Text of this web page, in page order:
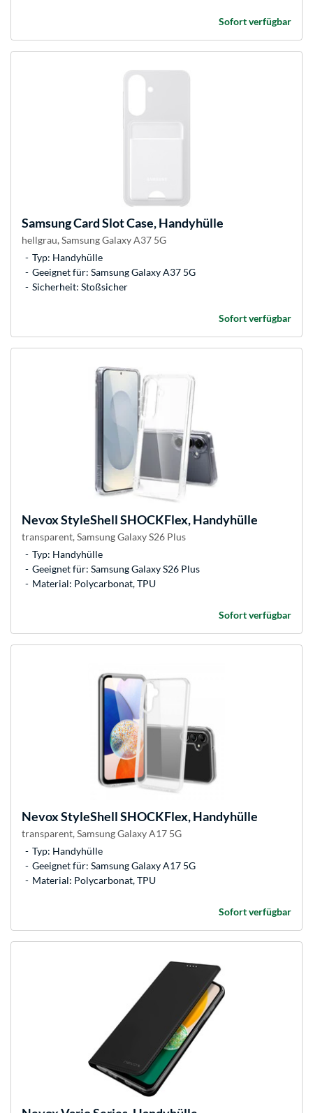
Sofort verfügbar
SamsungCard Slot Case, Handyhülle
hellgrau, Samsung Galaxy A37 5G
Typ: Handyhülle
Geeignet für: Samsung Galaxy A37 5G
Sicherheit: Stoßsicher
Sofort verfügbar
NevoxStyleShell SHOCKFlex, Handyhülle
transparent, Samsung Galaxy S26 Plus
Typ: Handyhülle
Geeignet für: Samsung Galaxy S26 Plus
Material: Polycarbonat, TPU
Sofort verfügbar
NevoxStyleShell SHOCKFlex, Handyhülle
transparent, Samsung Galaxy A17 5G
Typ: Handyhülle
Geeignet für: Samsung Galaxy A17 5G
Material: Polycarbonat, TPU
Sofort verfügbar